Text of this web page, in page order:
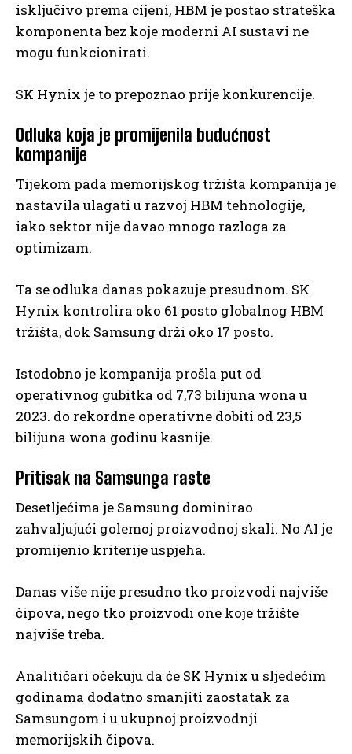
isključivo prema cijeni, HBM je postao strateška
komponenta bez koje moderni AI sustavi ne
mogu funkcionirati.
SK Hynix je to prepoznao prije konkurencije.
Odluka koja je promijenila budućnost
kompanije
Tijekom pada memorijskog tržišta kompanija je
nastavila ulagati u razvoj HBM tehnologije,
iako sektor nije davao mnogo razloga za
optimizam.
Ta se odluka danas pokazuje presudnom. SK
Hynix kontrolira oko 61 posto globalnog HBM
tržišta, dok Samsung drži oko 17 posto.
Istodobno je kompanija prošla put od
operativnog gubitka od 7,73 bilijuna wona u
2023. do rekordne operativne dobiti od 23,5
bilijuna wona godinu kasnije.
Pritisak na Samsunga raste
Desetljećima je Samsung dominirao
zahvaljujući golemoj proizvodnoj skali. No AI je
promijenio kriterije uspjeha.
Danas više nije presudno tko proizvodi najviše
čipova, nego tko proizvodi one koje tržište
najviše treba.
Analitičari očekuju da će SK Hynix u sljedećim
godinama dodatno smanjiti zaostatak za
Samsungom i u ukupnoj proizvodnji
memorijskih čipova.